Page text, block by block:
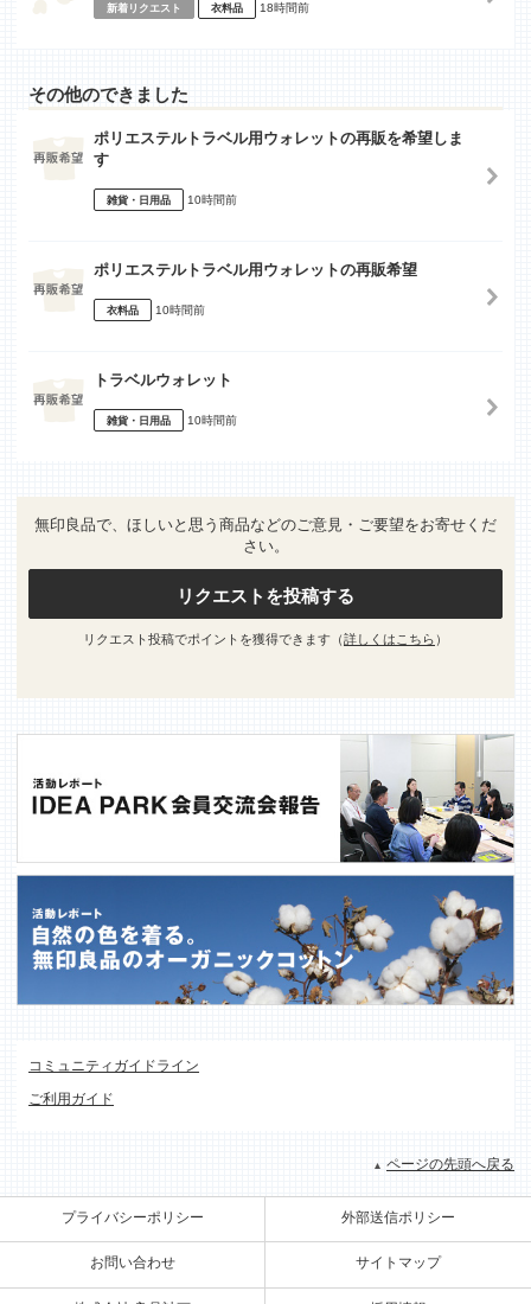
新着リクエスト 衣料品 18時間前
その他のできました
ポリエステルトラベル用ウォレットの再販を希望しま
す
雑貨・日用品 10時間前
ポリエステルトラベル用ウォレットの再販希望
衣料品 10時間前
トラベルウォレット
雑貨・日用品 10時間前
無印良品で、ほしいと思う商品などのご意見・ご要望をお寄せくだ
さい。
リクエストを投稿する
リクエスト投稿でポイントを獲得できます（詳しくはこちら ）
コミュニティガイドライン
ご利用ガイド
ページの先頭へ戻る
プライバシーポリシー 外部送信ポリシー
お問い合わせ サイトマップ